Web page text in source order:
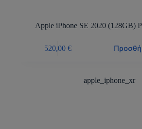
Apple iPhone SE 2020 (128GB)
520,00 €